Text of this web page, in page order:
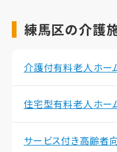
練馬区の介護
介護付有料老人ホー
住宅型有料老人ホー
サービス付き高齢者